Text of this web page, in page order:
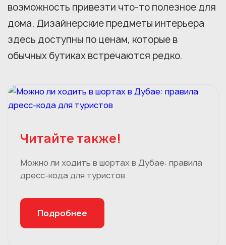
возможность привезти что-то полезное для
дома. Дизайнерские предметы интерьера
здесь доступны по ценам, которые в
обычных бутиках встречаются редко.
Читайте также!
Можно ли ходить в шортах в Дубае: правила
дресс-кода для туристов
Подробнее